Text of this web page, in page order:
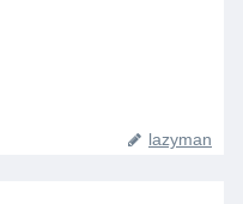
lazyman